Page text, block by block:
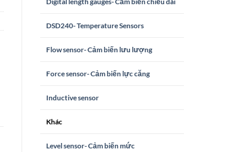
DSD240- Temperature Sensors
Flow sensor- Cảm biến lưu lượng
Force sensor- Cảm biến lực căng
Inductive sensor
Khác
Level sensor- Cảm biến mức